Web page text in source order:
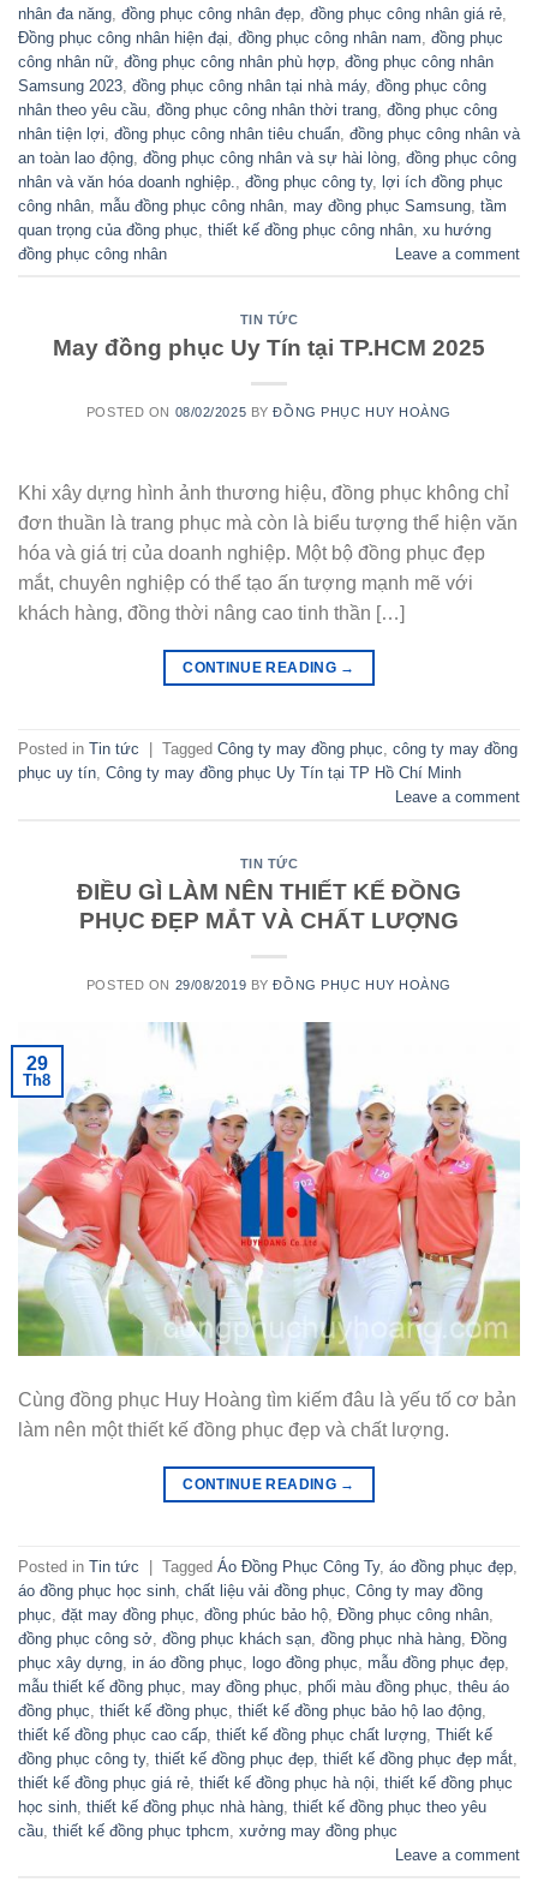
nhân đa năng đồng phục công nhân đẹp đồng phục công nhân giá rẻ
Đồng phục công nhân hiện đại đồng phục công nhân nam đồng phục
công nhân nữ đồng phục công nhân phù hợp đồng phục công nhân
Samsung 2023 đồng phục công nhân tại nhà máy, đồng phục công
nhân theo yêu cầu đồng phục công nhân thời trang đồng phục công
nhân tiện lợi đồng phục công nhân tiêu chuẩn đồng phục công nhân và
an toàn lao động đồng phục công nhân và sự hài lòng đồng phục công
nhân và văn hóa doanh nghiệp.
đồng phục công ty, lợi ích đồng phục
công nhân mẫu đồng phục công nhân may đồng phục Samsung tầm
quan trọng của đồng phục thiết kế đồng phục công nhân xu hướng
đồng phục công nhân
Leave a comment
TIN TỨC
May đồng phục Uy Tín tại TP.HCM 2025
POSTED ON 08/02/2025 BYĐỒNG PHỤC HUY HOÀNG
Khi xây dựng hình ảnh thương hiệu, đồng phục không chỉ
đơn thuần là trang phục mà còn là biểu tượng thể hiện văn
hóa và giá trị của doanh nghiệp. Một bộ đồng phục đẹp
mắt, chuyên nghiệp có thể tạo ấn tượng mạnh mẽ với
khách hàng, đồng thời nâng cao tinh thần […]
CONTINUE READING →
Posted in Tin tức Tagged Công ty may đồng phục, công ty may đồng
phục uy tín, Công ty may đồng phục Uy Tín tại TP Hồ Chí Minh
Leave a comment
TIN TỨC
ĐIỀU GÌ LÀM NÊN THIẾT KẾ ĐỒNG
PHỤC ĐẸP MẮT VÀ CHẤT LƯỢNG
POSTED ON 29/08/2019 BYĐỒNG PHỤC HUY HOÀNG
29
Th8
Cùng đồng phục Huy Hoàng tìm kiếm đâu là yếu tố cơ bản
làm nên một thiết kế đồng phục đẹp và chất lượng.
CONTINUE READING →
Posted in Tin tức | Tagged Áo Đồng Phục Công Ty, áo đồng phục đẹp
áo đồng phục học sinh chất liệu vải đồng phục Công ty may đồng
phục đặt may đồng phục đồng phúc bảo hộ Đồng phục công nhân
đồng phục công sở đồng phục khách sạn đồng phục nhà hàng Đồng
phục xây dựng in áo đồng phục logo đồng phục mẫu đồng phục đẹp
mẫu thiết kế đồng phục may đồng phục phối màu đồng phục thêu áo
đồng phục thiết kế đồng phục thiết kế đồng phục bảo hộ lao động
thiết kế đồng phục cao cấp thiết kế đồng phục chất lượng Thiết kế
đồng phục công ty, thiết kế đồng phục đẹp thiết kế đồng phục đẹp mắt
thiết kế đồng phục giá rẻ thiết kế đồng phục hà nội thiết kế đồng phục
học sinh thiết kế đồng phục nhà hàng thiết kế đồng phục theo yêu
cầu thiết kế đồng phục tphcm xưởng may đồng phục
Leave a comment